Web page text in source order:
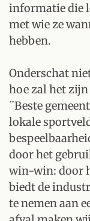
informatie die
met wie ze
hebben.
Onderschat
hoe zal het
¨Beste
lokale
door het
win-win: door
biedt de
te nemen aan